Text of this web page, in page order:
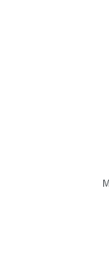
Ürün fiyatı